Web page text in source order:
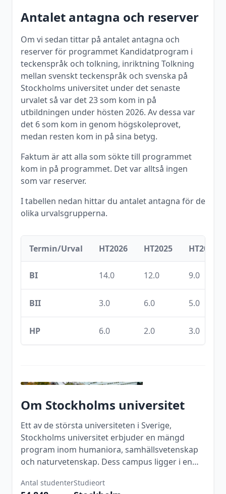
Antalet antagna och reserver
Om vi sedan tittar på antalet antagna och
reserver för programmet Kandidatprogram i
teckenspråk och tolkning, inriktning Tolkning
mellan svenskt teckenspråk och svenska på
Stockholms universitet under det senaste
urvalet så var det23som kom in på
utbildningen under hösten 2026. Av dessa var
det 6som kom in genom högskoleprovet,
medan resten kom in på sina betyg.
Faktum är att alla som sökte till programmet
kom in på programmet. Det var alltså ingen
som var reserver.
I tabellen nedan hittar du antalet antagna för de
olika urvalsgrupperna.
Termin/Urval HT2026 HT2025 HT2024
BI 14.0 12.0 9.0
BII 3.0 6.0 5.0
HP 6.0 2.0 3.0
Om Stockholms universitet
Ett av de största universiteten i Sverige,
Stockholms universitet erbjuder en mängd
program inom humaniora, samhällsvetenskap
och naturvetenskap. Dess campus ligger i en
Antal studenterStudieort